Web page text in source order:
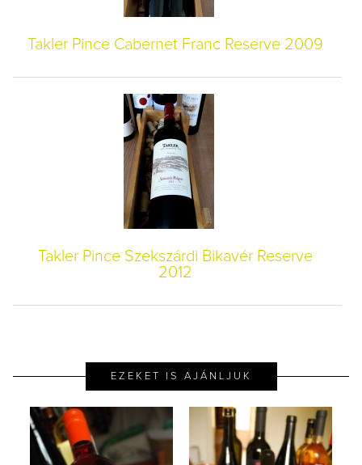
Takler Pince Cabernet Franc Reserve 2009
Takler Pince Szekszárdi Bikavér Reserve
2012
EZEKET IS AJÁNLJUK